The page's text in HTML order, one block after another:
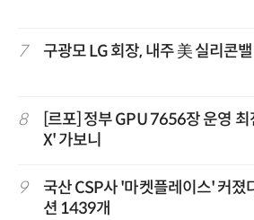
7 구광모 LG 회장, 내주 美 실리콘
8
[르포] 정부 GPU 7656장 운영
X' 가보니
9
국산 CSP사 '마켓플레이스' 커
션 1439개